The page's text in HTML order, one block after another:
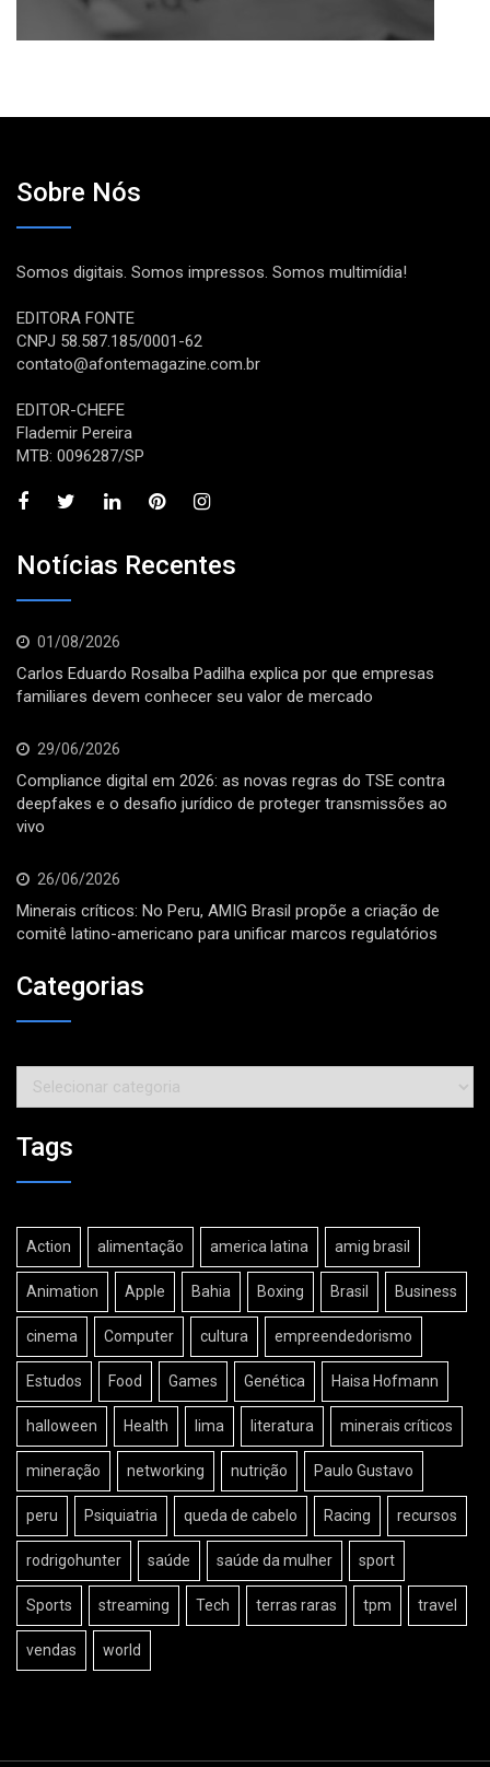
Sobre Nós
Somos digitais. Somos impressos. Somos multimídia!
EDITORA FONTE
CNPJ 58.587.185/0001-62
contato@afontemagazine.com.br
EDITOR-CHEFE
Flademir Pereira
MTB: 0096287/SP
Notícias Recentes
01/08/2026
Carlos Eduardo Rosalba Padilha explica por que empresas
familiares devem conhecer seu valor de mercado
29/06/2026
Compliance digital em 2026: as novas regras do TSE contra
deepfakes e o desafio jurídico de proteger transmissões ao
vivo
26/06/2026
Minerais críticos: No Peru, AMIG Brasil propõe a criação de
comitê latino-americano para unificar marcos regulatórios
Categorias
Categorias
Tags
Action alimentação america latina amig brasil
Animation Apple Bahia Boxing Brasil Business
cinema Computer cultura empreendedorismo
Estudos Food Games Genética Haisa Hofmann
halloween Health lima literatura minerais críticos
mineração networking nutrição Paulo Gustavo
peru Psiquiatria queda de cabelo Racing recursos
rodrigohunter saúde saúde da mulher sport
Sports streaming Tech terras raras tpm travel
vendas world